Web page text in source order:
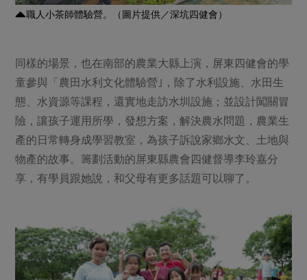
職人小茶師體驗營。（圖片提供／深坑四健會）
同樣的場景，也在南部的農業大縣上演，屏東四健會的學
童參與「農田水利文化體驗營｣，除了水利設施、水田生
態、水資源等課程，還實地走訪水圳設施；並設計闖關冒
險，讓孩子運用所學，發想方案，解決農水問題，農業生
產的日常轉身成學習教室，為孩子訴說家鄉水文、土地與
物產的故事。籌劃活動的屏東縣農會四健督導李玲嘉分
享，有學員跟她說，和父母有更多話題可以聊了。